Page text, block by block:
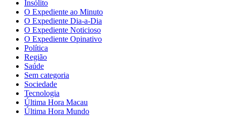
Insólito
O Expediente ao Minuto
O Expediente Dia-a-Dia
O Expediente Noticioso
O Expediente Opinativo
Política
Região
Saúde
Sem categoria
Sociedade
Tecnologia
Última Hora Macau
Última Hora Mundo